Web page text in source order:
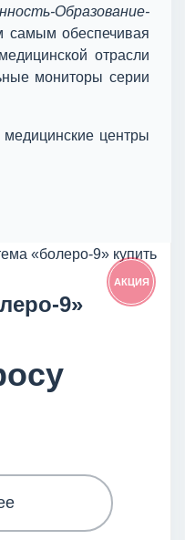
Образование-
самым обеспечивая
отрасли
мониторы серии
центры
АКЦИЯ
9»